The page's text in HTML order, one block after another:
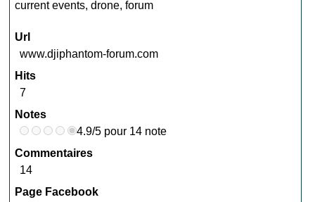
current events,drone,forum
Url
www.djiphantom-forum.com
Hits
7
Notes
4.9/5 pour 14 note
Commentaires
14
Page Facebook